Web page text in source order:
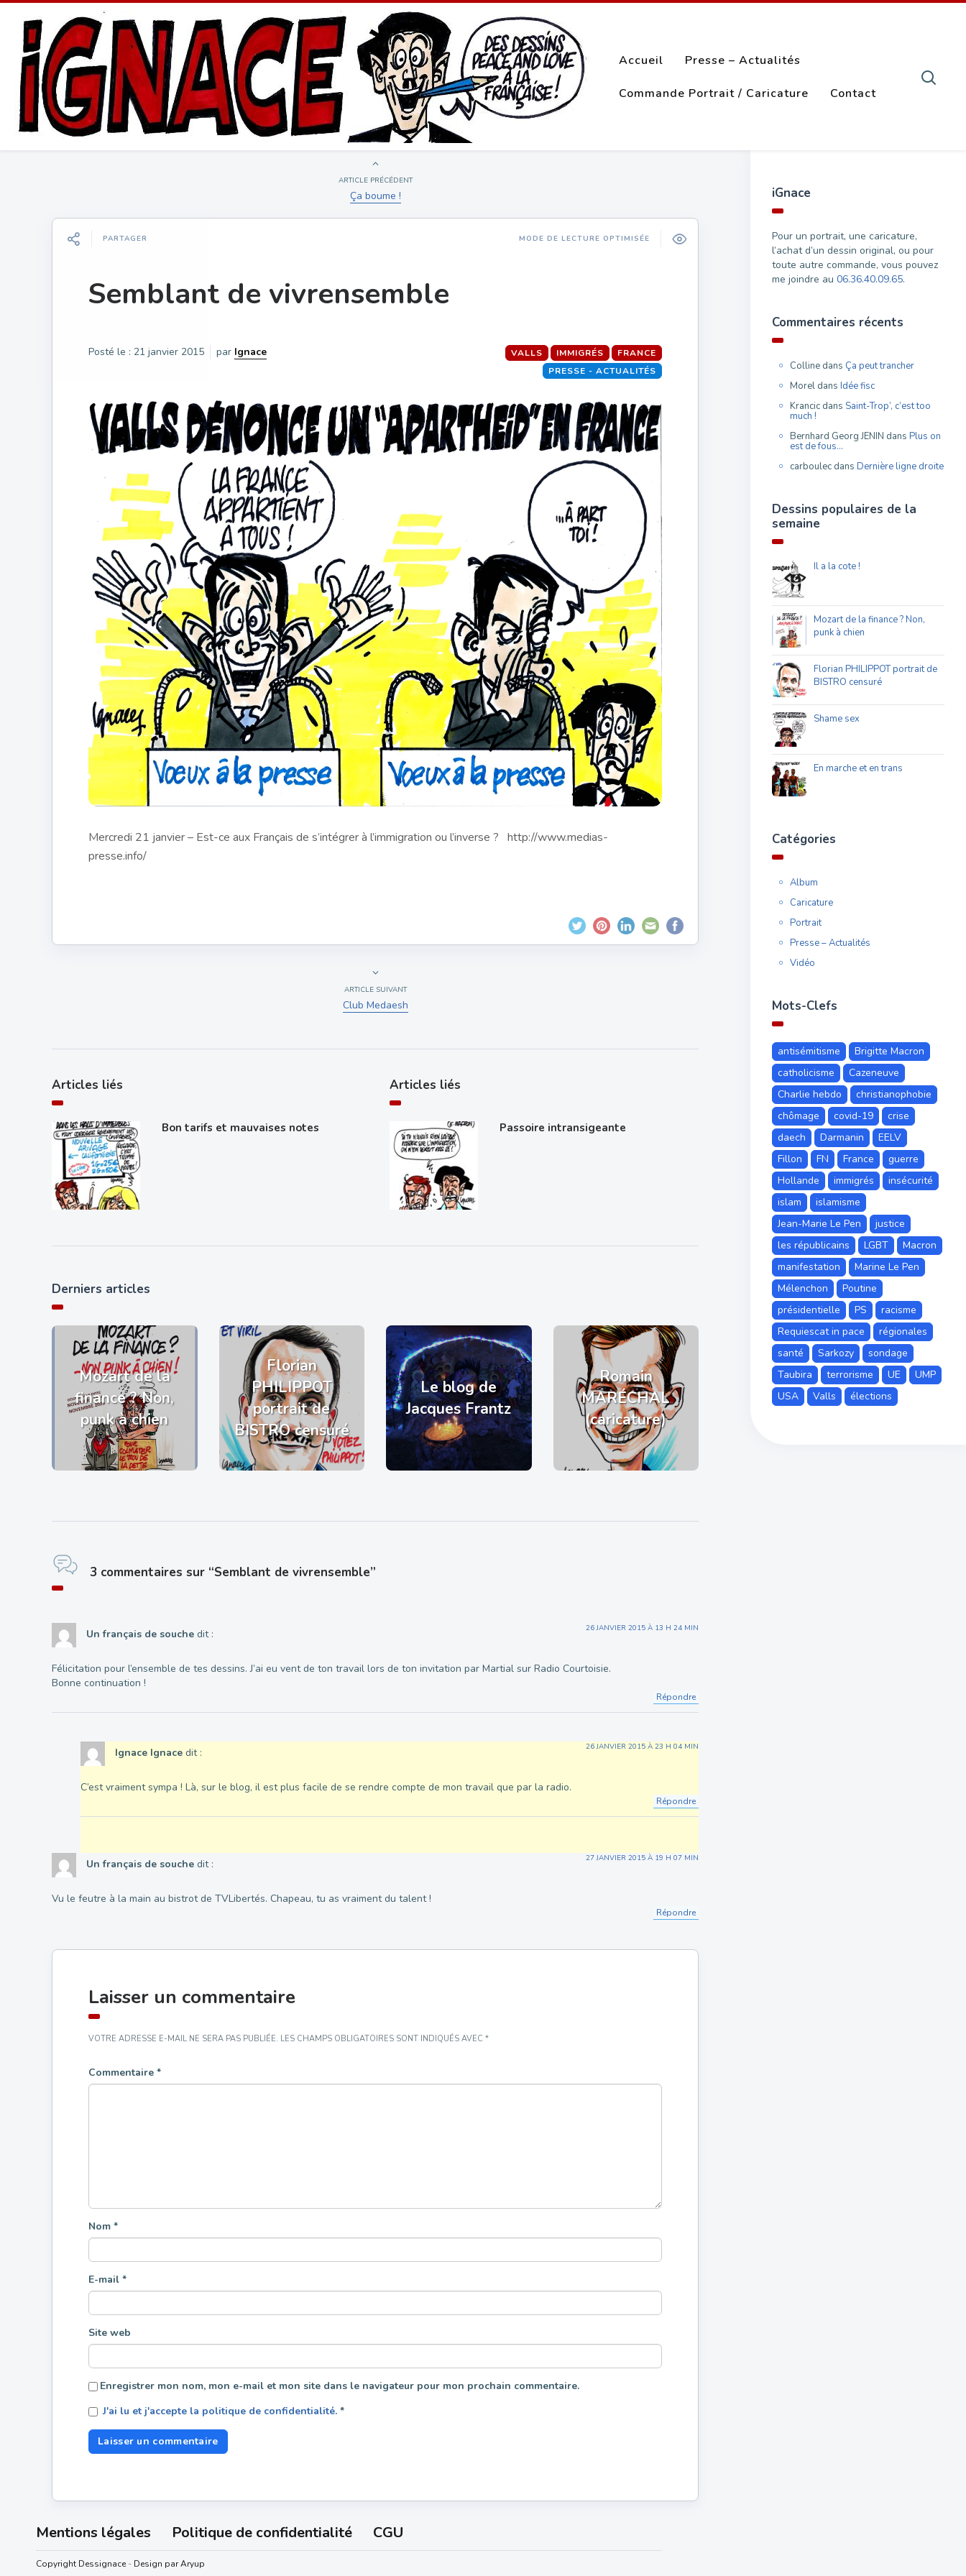
Accueil Presse – Actualités
Commande Portrait / Caricature Contact
ARTICLE PRÉCÉDENT
Ça boume !
PARTAGER MODE DE LECTURE OPTIMISÉE
Semblant de vivrensemble
Posté le : 21 janvier 2015 par Ignace FRANCE
IMMIGRÉS
VALLS
PRESSE - ACTUALITÉS
Mercredi 21 janvier – Est-ce aux Français de s’intégrer à l’immigration ou l’inverse ? http://www.medias-
presse.info/
ARTICLE SUIVANT
Club Medaesh
Articles liés
Bon tarifs et mauvaises notes
Articles liés
Passoire intransigeante
Derniers articles
Mozart de la
finance ? Non,
punk à chien
Florian
PHILIPPOT
portrait de
BISTRO censuré
Le blog de
Jacques Frantz
Romain
MARÉCHAL
(caricature)
3 commentaires sur “Semblant de vivrensemble”
Un français de souche dit : 26 JANVIER 2015 À 13 H 24 MIN
Félicitation pour l’ensemble de tes dessins. J’ai eu vent de ton travail lors de ton invitation par Martial sur Radio Courtoisie.
Bonne continuation !
Répondre
Ignace Ignace dit : 26 JANVIER 2015 À 23 H 04 MIN
C’est vraiment sympa ! Là, sur le blog, il est plus facile de se rendre compte de mon travail que par la radio.
Répondre
Un français de souche dit : 27 JANVIER 2015 À 19 H 07 MIN
Vu le feutre à la main au bistrot de TVLibertés. Chapeau, tu as vraiment du talent !
Répondre
Laisser un commentaire
VOTRE ADRESSE E-MAIL NE SERA PAS PUBLIÉE. LES CHAMPS OBLIGATOIRES SONT INDIQUÉS AVEC *
Commentaire *
Nom *
E-mail *
Site web
Enregistrer mon nom, mon e-mail et mon site dans le navigateur pour mon prochain commentaire.
J'ai lu et j'accepte la politique de confidentialité. *
iGnace
Pour un portrait, une caricature,
l’achat d’un dessin original, ou pour
toute autre commande, vous pouvez
me joindre au 06.36.40.09.65.
Commentaires récents
Colline dans Ça peut trancher
Morel dans Idée fisc
Krancic dans Saint-Trop’, c’est too
much !
Bernhard Georg JENIN dans Plus on
est de fous…
carboulec dans Dernière ligne droite
Dessins populaires de la
semaine
Il a la cote !
Mozart de la finance ? Non,
punk à chien
Florian PHILIPPOT portrait de
BISTRO censuré
Shame sex
En marche et en trans
Catégories
Album
Caricature
Portrait
Presse – Actualités
Vidéo
Mots-Clefs
antisémitisme
Brigitte Macron
catholicisme
Cazeneuve
Charlie hebdo
christianophobie
chômage
covid-19
crise
daech
Darmanin
EELV
Fillon
FN France
guerre
Hollande
immigrés
insécurité
islam
islamisme
Jean-Marie Le Pen
justice
les républicains
LGBT
Macron
manifestation
Marine Le Pen
Mélenchon
Poutine
présidentielle
PS
racisme
Requiescat in pace
régionales
santé
Sarkozy
sondage
Taubira
terrorisme UE
UMP
USA
Valls élections
Mentions légales Politique de confidentialité CGU
Copyright Dessignace - Design par Aryup